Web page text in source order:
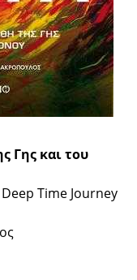
Γης και του
Time Journey